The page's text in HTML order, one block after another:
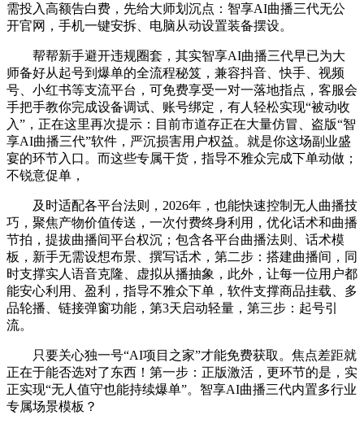
需投入高额告白费，先给大师划沉点：智享AI曲播三代无公
开官网，手机一键安拆、电脑从动设置装备摆设。
帮帮新手避开违规圈套，其实智享AI曲播三代早已为大
师备好从起号到爆单的全流程秘笈，兼容抖音、快手、视频
号、小红书等支流平台，可免费享受一对一落地指点，客服会
手把手教你完成设备调试、账号绑定，有人轻松实现“被动收
入”，正在这里再次提示：目前市道存正在大量仿冒、盗版“智
享AI曲播三代”软件，严沉损害用户权益。就是你这场副业盛
宴的环节入口。而这些专属干货，指导不雅众完成下单动做；
不锐意促单，
及时适配各平台法则，2026年，也能快速控制无人曲播技
巧，聚焦产物价值传送，一次付费终身利用，优化话术和曲播
节拍，提拔曲播间平台权沉；包含各平台曲播法则、话术模
板，新手无需设想布景、撰写话术，第二步：搭建曲播间，同
时支撑实人语音克隆、虚拟从播抽象，此外，让每一位用户都
能安心利用、盈利，指导不雅众下单，软件支撑商品挂载、多
品轮播、链接弹窗功能，第3天启动轻量，第三步：起号引
流。
只要关心独一号“AI项目之家”才能免费获取。焦点差距就
正在于能否选对了东西！第一步：正版激活，更环节的是，实
正实现“无人值守也能持续爆单”。智享AI曲播三代内置多行业
专属场景模板？